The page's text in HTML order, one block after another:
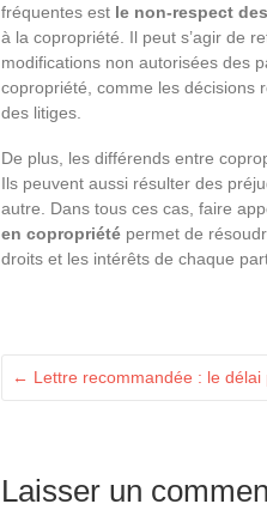
fréquentes est le non-respect
à la copropriété. Il peut s’agir de
modifications non autorisées des
copropriété, comme les décisions
des litiges.
De plus, les différends entre
Ils peuvent aussi résulter des
autre. Dans tous ces cas, faire
en copropriété permet de
droits et les intérêts de chaque
← Lettre recommandée : le
Laisser un